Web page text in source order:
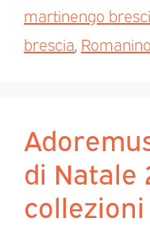
martinengo
brescia, Romanino
di Natale